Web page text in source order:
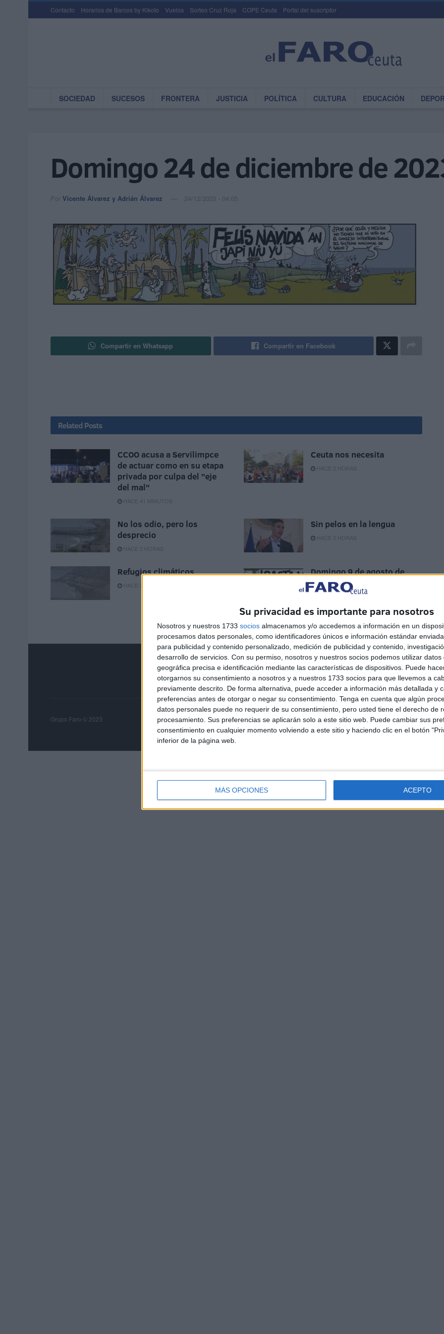
Su privacidad es importante para nosotros
Nosotros y nuestros 1733 socios almacenamos y/o accedemos a información en un
procesamos datos personales, como identificadores únicos e información estándar
para publicidad y contenido personalizado, medición de publicidad y contenido,
desarrollo de servicios. Con su permiso, nosotros y nuestros socios podemos utilizar datos
geográfica precisa e identificación mediante las características de dispositivos. Puede
otorgarnos su consentimiento a nosotros y a nuestros 1733 socios para que llevemos a
previamente descrito. De forma alternativa, puede acceder a información más detallada y
preferencias antes de otorgar o negar su consentimiento. Tenga en cuenta que algún
datos personales puede no requerir de su consentimiento, pero usted tiene el derecho de
procesamiento. Sus preferencias se aplicarán solo a este sitio web. Puede cambiar sus
consentimiento en cualquier momento volviendo a este sitio y haciendo clic en el botón
inferior de la página web.
MÁS OPCIONES ACEPTO
Contacto Horarios de Barcos by Kikoto Vuelos Sorteo Cruz Roja COPE Ceuta Portal del suscriptor
SOCIEDAD SUCESOS FRONTERA JUSTICIA POLÍTICA CULTURA EDUCACIÓN
Domingo 24 de diciembre de
Por Vicente Álvarez y Adrián Álvarez 24/12/2023 - 04:05
Compartir en Whatsapp Compartir en Facebook
Related Posts
CCOO acusa a Servilimpce
de actuar como en su etapa
privada por culpa del "eje
del mal"
HACE 41 MINUTOS
Ceuta nos necesita
HACE 2 HORAS
No los odio, pero los
desprecio
HACE 2 HORAS
Sin pelos en la lengua
HACE 2 HORAS
Refugios climáticos
HACE 2 HORAS
Domingo 9 de agosto de
2026
HACE 2 HORAS
Grupo Faro Publicidad Contacto Aviso legal – Protección de datos Política de cookies
Grupo Faro © 2023